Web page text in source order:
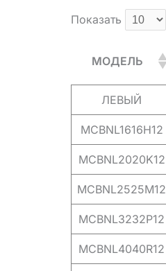
Показать
МОДЕЛЬ
ЛЕВЫЙ
MCBNL1616H12
MCBNL2020K12
MCBNL2525M12
MCBNL3232P12
MCBNL4040R12